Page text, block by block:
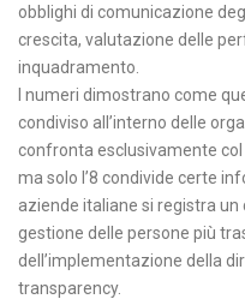
obblighi di comunicazione
crescita, valutazione delle
inquadramento.
I numeri dimostrano come
condiviso all’interno delle
confronta esclusivamente
ma solo l’8 condivide certe
aziende italiane si registra
gestione delle persone più
dell’implementazione della
transparency.